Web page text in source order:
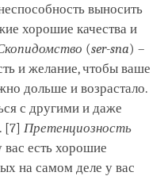
выносить
хорошие качества и
(ser-sna) –
и желание, чтобы ваше
дольше и возрастало.
с другими и даже
[7] Претенциозность
вас есть хорошие
на самом деле у вас